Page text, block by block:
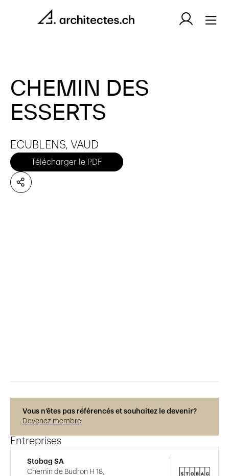
CHEMIN DES
ESSERTS
ECUBLENS, VAUD
Télécharger le PDF
Vous n’êtes pas référencés et souhaitez le devenir?
Devenez membre
Entreprises
Stobag SA
Chemin de Budron H 18,